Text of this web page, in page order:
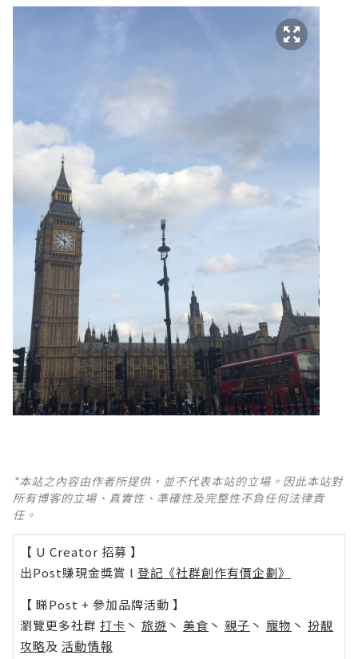
*本站之內容由作者所提供，並不代表本站的立場。因此本站對
所有博客的立場、真實性、準確性及完整性不負任何法律責
任。
【 U Creator 招募 】
出Post賺現金獎賞 l 登記《社群創作有價企劃》
【 睇Post + 參加品牌活動 】
瀏覽更多社群 打卡 丶 旅遊 丶 美食 丶 親子 丶 寵物 丶 扮靚
攻略及 活動情報